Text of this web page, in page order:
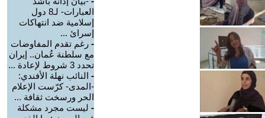
العبارات- لـ8 دول
إسلامية ضد انتهاكات
إسرائ ...
- رغم تقدم المفاوضات
مع سلطنة عُمان.. إيران
تحدد 3 شروط لإعادة ...
- النائب نهلة الأفندي:
-المدى- كرّست الإعلام
الحر ورسخت ثقافة ...
- ليست مجرد مشكلة